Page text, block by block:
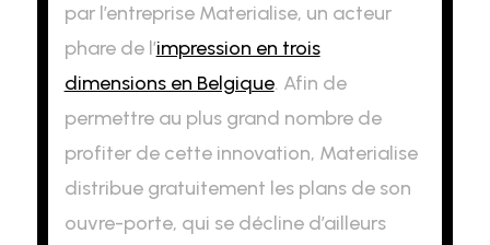
par l’entreprise Materialise, un acteur
phare de l’impression en trois
dimensions en Belgique. Afin de
permettre au plus grand nombre de
profiter de cette innovation, Materialise
distribue gratuitement les plans de son
ouvre-porte, qui se décline d’ailleurs